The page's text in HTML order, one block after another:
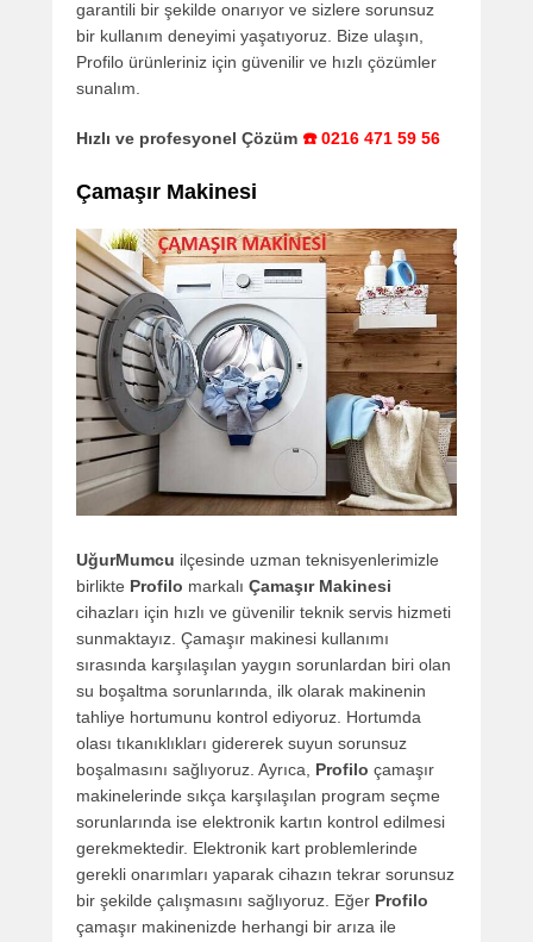
garantili bir şekilde onarıyor ve sizlere sorunsuz
bir kullanım deneyimi yaşatıyoruz. Bize ulaşın,
Profilo ürünleriniz için güvenilir ve hızlı çözümler
sunalım.
Hızlı ve profesyonel Çözüm ☎️ 0216 471 59 56
Çamaşır Makinesi
UğurMumcu ilçesinde uzman teknisyenlerimizle
birlikte Profilo markalı Çamaşır Makinesi
cihazları için hızlı ve güvenilir teknik servis hizmeti
sunmaktayız. Çamaşır makinesi kullanımı
sırasında karşılaşılan yaygın sorunlardan biri olan
su boşaltma sorunlarında, ilk olarak makinenin
tahliye hortumunu kontrol ediyoruz. Hortumda
olası tıkanıklıkları gidererek suyun sorunsuz
boşalmasını sağlıyoruz. Ayrıca, Profilo çamaşır
makinelerinde sıkça karşılaşılan program seçme
sorunlarında ise elektronik kartın kontrol edilmesi
gerekmektedir. Elektronik kart problemlerinde
gerekli onarımları yaparak cihazın tekrar sorunsuz
bir şekilde çalışmasını sağlıyoruz. Eğer Profilo
çamaşır makinenizde herhangi bir arıza ile